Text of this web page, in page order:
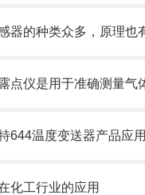
644温度变送器产品应用
化工行业的应用